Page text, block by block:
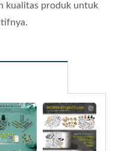
kualitas produk untuk